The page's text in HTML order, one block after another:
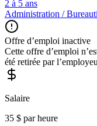
2 à 5 ans
Administration /
Offre d’emploi inactive
Cette offre d’emploi
été retirée par
Salaire
35 $ par heure